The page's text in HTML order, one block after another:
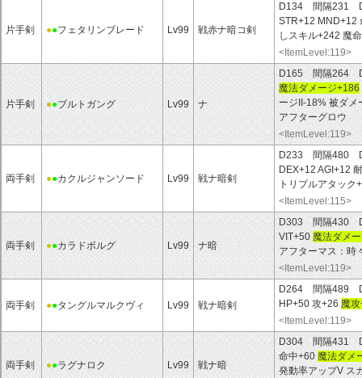
片手剣 ●●フェタリンブレード Lv99 戦赤ナ暗コ剣
D134 間隔231
STR+12 MND+12
しスキル+242 魔
<ItemLevel:119>
片手剣 ●●ブルトガング Lv99 ナ
D165 間隔264
魔法ダメージ+186
ージII-18% 被ダメ
アフターグロウ
<ItemLevel:119>
両手剣 ●●カクルジャンソード Lv99 戦ナ暗剣
D233 間隔480
DEX+12 AGI+12
トリプルアタック
<ItemLevel:115>
両手剣 ●●カラドボルグ Lv99 ナ暗
D303 間隔430
VIT+50 魔法ダメ
アフターマス：時
<ItemLevel:119>
両手剣 ●●タングルマルクヴィ Lv99 戦ナ暗剣
D264 間隔489
HP+50 攻+26 魔
<ItemLevel:119>
両手剣 ●●ラグナロク Lv99 戦ナ暗
D304 間隔431
命中+60 魔法ダメ
発動率アップV ス